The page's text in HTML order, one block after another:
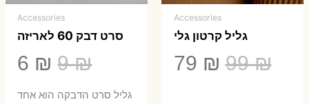
Accessories
גליל קרטון גלי
99₪
המחיר
79 ₪
הנוכחי
Accessories
סרט דבק 60 לאריזה
9₪
6 ₪
גליל סרט הדבקה הוא אחד